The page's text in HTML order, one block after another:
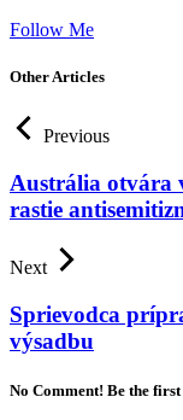
Follow Me
Other Articles
Previous
Austrália otvára
rastie
Next
Sprievodca
výsadbu
No Comment! Be the first